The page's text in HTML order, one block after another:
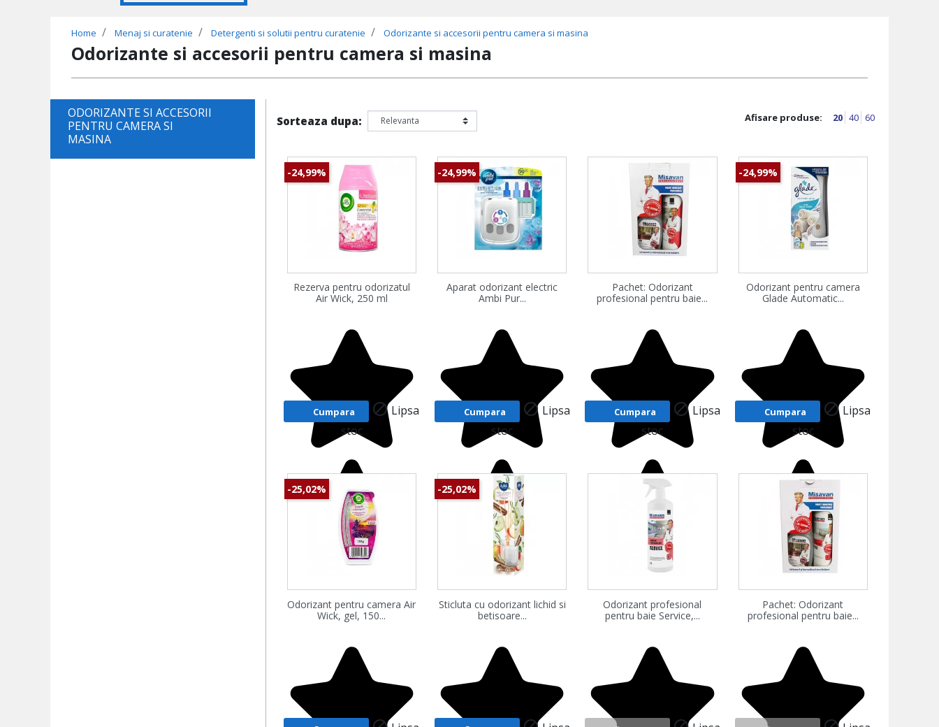
Home Menaj si curatenie Detergenti si solutii pentru curatenie Odorizante si accesorii pentru camera si masina
Odorizante si accesorii pentru camera si masina
ODORIZANTE SI ACCESORII
PENTRU CAMERA SI
MASINA
Sorteaza dupa: Afisare produse: 20 40 60
Vizualizare rapida
Rezerva pentru odorizatul
Air Wick, 250 ml
Cumpara  Lipsa
stoc
-24,99%
Vizualizare rapida
Aparat odorizant electric
Ambi Pur...
Cumpara  Lipsa
stoc
-24,99%
Vizualizare rapida
Pachet: Odorizant
profesional pentru baie...
Cumpara Lipsa
stoc
Vizualizare rapida
Odorizant pentru camera
Glade Automatic...
Cumpara  Lipsa
stoc
-24,99%
Vizualizare rapida
Odorizant pentru camera Air
Wick, gel, 150...
-25,02%
Vizualizare rapida
Sticluta cu odorizant lichid si
betisoare...
-25,02%
Vizualizare rapida
Odorizant profesional
pentru baie Service,...
Vizualizare rapida
Pachet: Odorizant
profesional pentru baie...